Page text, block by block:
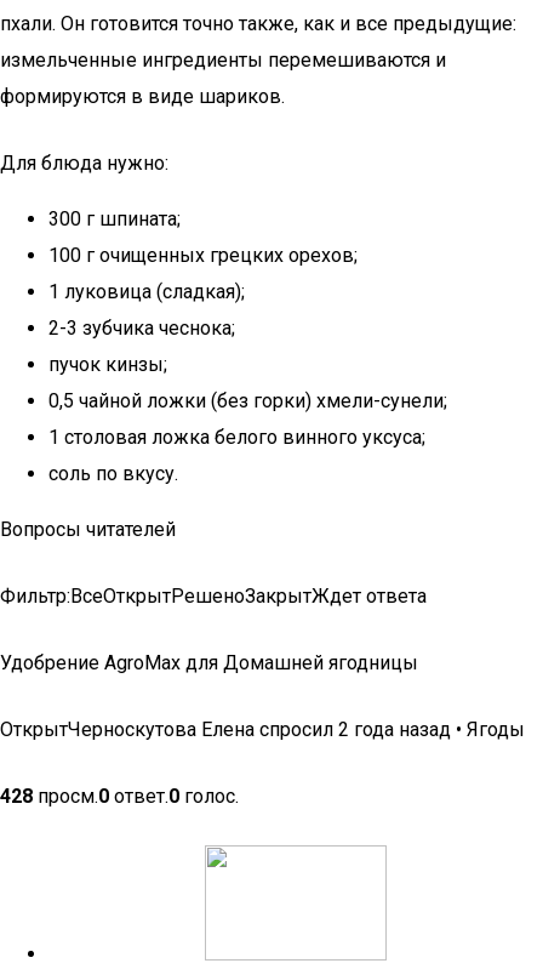
пхали. Он готовится точно также, как и все предыдущие:
измельченные ингредиенты перемешиваются и
формируются в виде шариков.
Для блюда нужно:
300 г шпината;
100 г очищенных грецких орехов;
1 луковица (сладкая);
2-3 зубчика чеснока;
пучок кинзы;
0,5 чайной ложки (без горки) хмели-сунели;
1 столовая ложка белого винного уксуса;
соль по вкусу.
Вопросы читателей
Фильтр:ВсеОткрытРешеноЗакрытЖдет ответа
Удобрение AgroMax для Домашней ягодницы
ОткрытЧерноскутова Елена спросил 2 года назад • Ягоды
428 просм.0 ответ.0 голос.